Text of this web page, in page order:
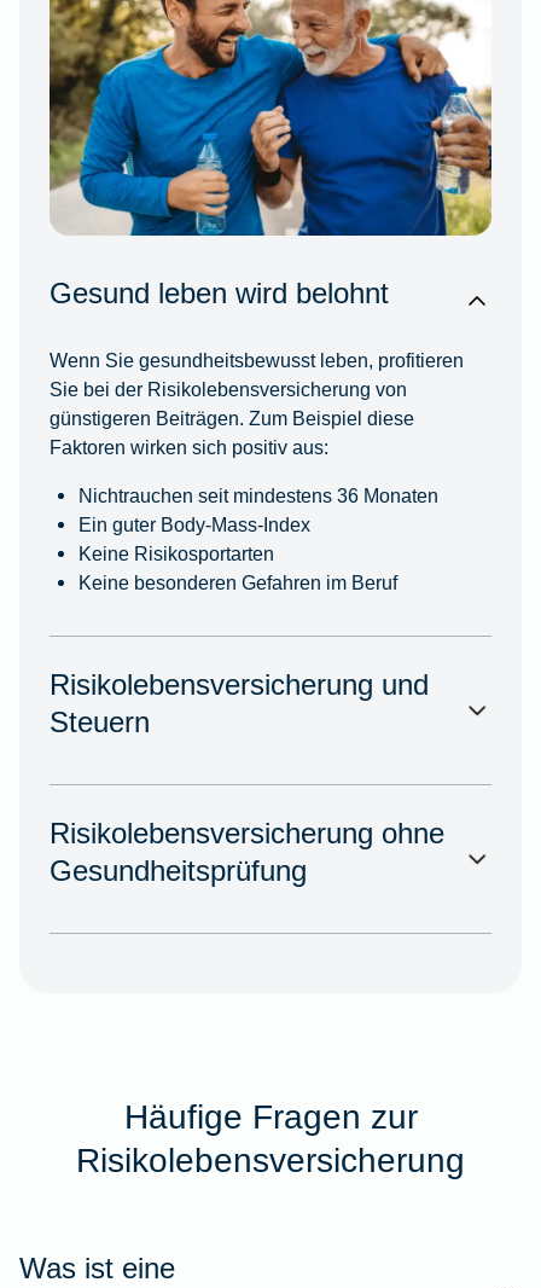
Gesund leben wird belohnt
Wenn Sie gesundheitsbewusst leben, profitieren
Sie bei der Risikolebensversicherung von
günstigeren Beiträgen. Zum Beispiel diese
Faktoren wirken sich positiv aus:
Nichtrauchen seit mindestens 36 Monaten
Ein guter Body-Mass-Index
Keine Risikosportarten
Keine besonderen Gefahren im Beruf
Risikolebensversicherung und
Steuern
Risikolebensversicherung ohne
Gesundheitsprüfung
Häufige Fragen zur
Risikolebensversicherung
Was ist eine